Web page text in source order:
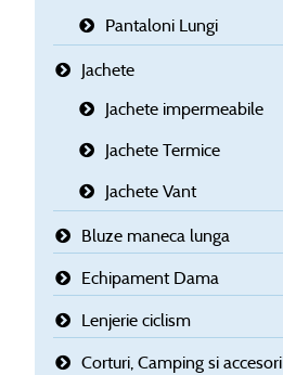
Pantaloni Lungi
Jachete
Jachete impermeabile
Jachete Termice
Jachete Vant
Bluze maneca lunga
Echipament Dama
Lenjerie ciclism
Corturi, Camping si